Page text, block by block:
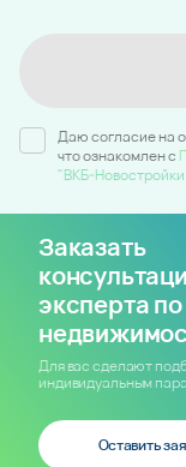
Даю согласие на
что ознакомлен c
"ВКБ-Новостройки
Заказать
эксперта по
Для вас сделают
индивидуальным
Оставить